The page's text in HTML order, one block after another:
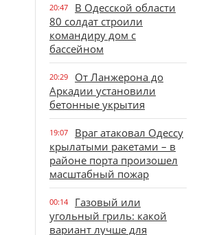
20:47
В Одесской области
80 солдат строили
командиру дом с
бассейном
20:29
От Ланжерона до
Аркадии установили
бетонные укрытия
19:07
Враг атаковал Одессу
крылатыми ракетами – в
районе порта произошел
масштабный пожар
00:14
Газовый или
угольный гриль: какой
вариант лучше для